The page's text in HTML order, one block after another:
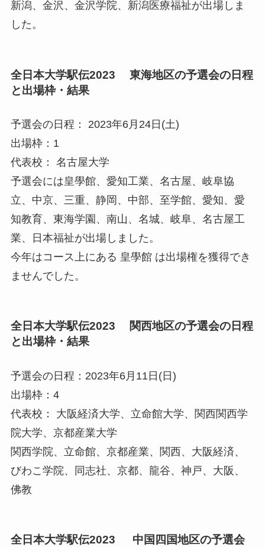
新潟、金沢、金沢学院、新潟医療福祉が出場しま
した。
全日本大学駅伝2023 東海地区の予選会の日程
と出場枠・結果
予選会の日程： 2023年6月24日(土)
出場枠：1
代表校： 名古屋大学
予選会には皇學館、愛知工業、名古屋、岐阜協
立、中京、三重、静岡、中部、至学館、愛知、愛
知教育、東海学園、南山、名城、岐阜、名古屋工
業、日本福祉が出場しました。
今年はコース上にある 皇學館 は出場権を獲得でき
ませんでした。
全日本大学駅伝2023 関西地区の予選会の日程
と出場枠・結果
予選会の日程：2023年6月11日(日)
出場枠：4
代表校： 大阪経済大学、立命館大学、関西関西学
院大学、京都産業大学
関西学院、立命館、京都産業、関西、大阪経済、
びわこ学院、同志社、京都、龍谷、神戸、大阪、
佛教
全日本大学駅伝2023 中国四国地区の予選会